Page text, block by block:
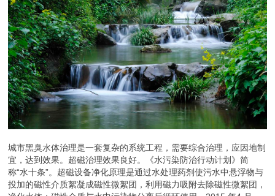
城市黑臭水体治理是一套复杂的系统工程，需要综合治理，应因地制
宜，达到效果。超磁治理效果良好。《水污染防治行动计划》简
称“水十条”。超磁设备净化原理是通过水处理药剂使污水中悬浮物与
投加的磁性介质絮凝成磁性微絮团，利用磁力吸附去除磁性微絮团，